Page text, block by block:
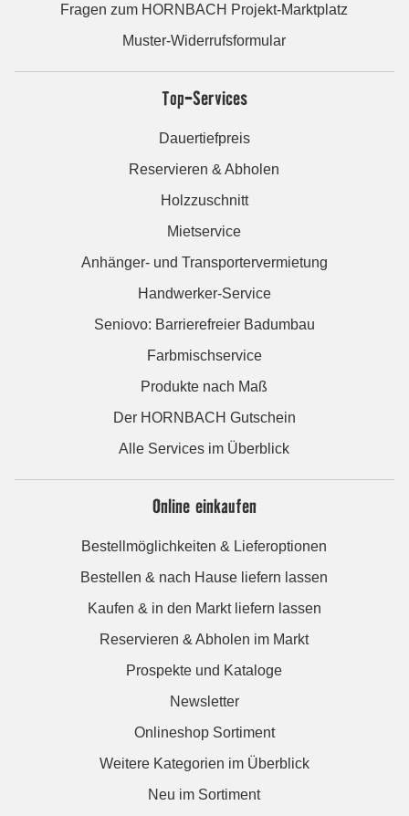
Fragen zum HORNBACH Projekt-Marktplatz
Muster-Widerrufsformular
Top-Services
Dauertiefpreis
Reservieren & Abholen
Holzzuschnitt
Mietservice
Anhänger- und Transportervermietung
Handwerker-Service
Seniovo: Barrierefreier Badumbau
Farbmischservice
Produkte nach Maß
Der HORNBACH Gutschein
Alle Services im Überblick
Online einkaufen
Bestellmöglichkeiten & Lieferoptionen
Bestellen & nach Hause liefern lassen
Kaufen & in den Markt liefern lassen
Reservieren & Abholen im Markt
Prospekte und Kataloge
Newsletter
Onlineshop Sortiment
Weitere Kategorien im Überblick
Neu im Sortiment